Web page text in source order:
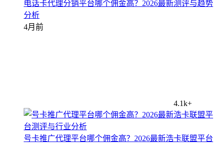
电话卡代理分销平台哪个佣金高？2026最新测评与趋势
分析
4月前
4.1k+
号卡推广代理平台哪个佣金高？2026最新浩卡联盟平台